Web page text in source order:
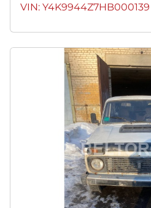
VIN: Y4K9944Z7HB000139